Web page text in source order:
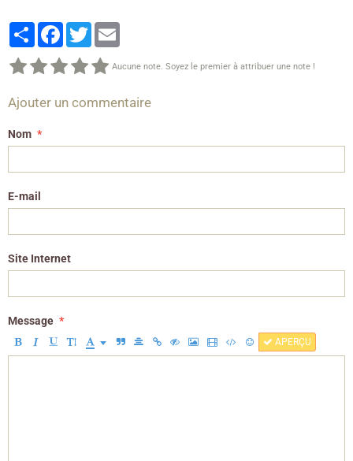
PartagerFacebook
Twitter
Aucune note. Soyez le premier à attribuer une note !
Ajouter un commentaire
Nom
E-mail
Site Internet
Message
APERÇU